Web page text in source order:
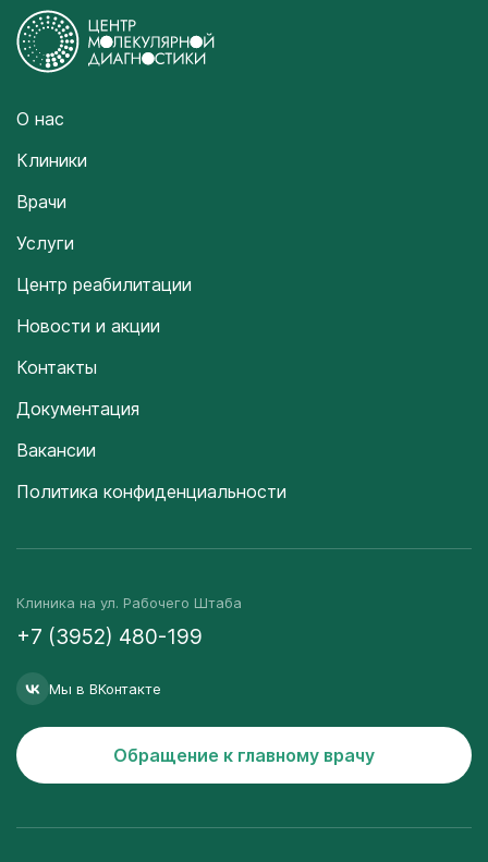
О нас
Клиники
Врачи
Услуги
Центр реабилитации
Новости и акции
Контакты
Документация
Вакансии
Политика конфиденциальности
Клиника на ул. Рабочего Штаба
+7 (3952) 480-199
Мы в ВКонтакте
Обращение к главному врачу